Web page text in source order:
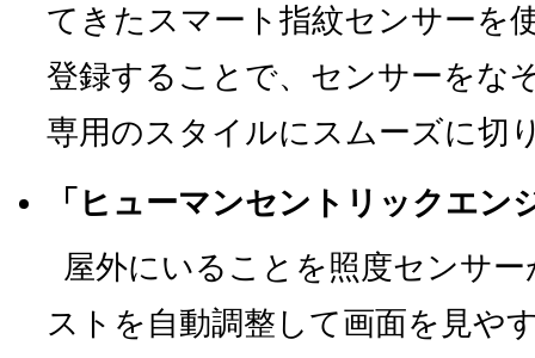
てきたスマート指紋センサーを
登録することで、センサーをな
専用のスタイルにスムーズに切
「ヒューマンセントリックエン
屋外にいることを照度センサ
ストを自動調整して画面を見や